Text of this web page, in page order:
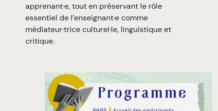
apprenant·e, tout en préservant le rôle
essentiel de l’enseignant·e comme
médiateur·trice culturel·le, linguistique et
critique.